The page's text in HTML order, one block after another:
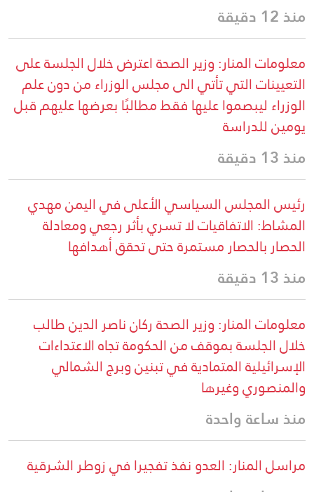
منذ 12 دقيقة
معلومات المنار: وزير الصحة اعترض خلال الجلسة على
التعيينات التي تأتي الى مجلس الوزراء من دون علم
الوزراء ليبصموا عليها فقط مطالبًا بعرضها عليهم قبل
يومين للدراسة
منذ 13 دقيقة
رئيس المجلس السياسي الأعلى في اليمن مهدي
المشاط: الاتفاقيات لا تسري بأثر رجعي ومعادلة
الحصار بالحصار مستمرة حتى تحقق أهدافها
منذ 13 دقيقة
معلومات المنار: وزير الصحة ركان ناصر الدين طالب
خلال الجلسة بموقف من الحكومة تجاه الاعتداءات
الإسرائيلية المتمادية في تبنين وبرج الشمالي
والمنصوري وغيرها
منذ ساعة واحدة
مراسل المنار: العدو نفذ تفجيرا في زوطر الشرقية